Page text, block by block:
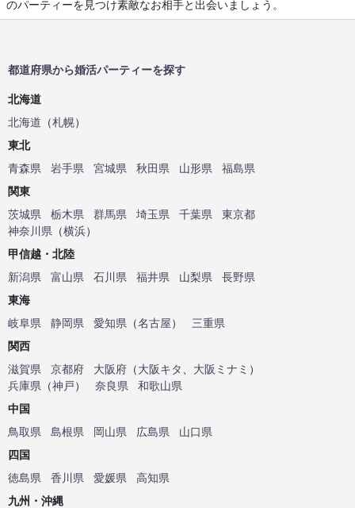
のパーティーを見つけ素敵なお相手と出会いましょう。
都道府県から婚活パーティーを探す
北海道
北海道 （札幌）
東北
青森県
岩手県 宮城県 秋田県 山形県
福島県
関東
茨城県
栃木県 群馬県 埼玉県 千葉県
東京都
神奈川県 （横浜）
甲信越・北陸
新潟県
富山県 石川県 福井県 山梨県
長野県
東海
岐阜県
静岡県 愛知県 （名古屋）
三重県
関西
滋賀県
京都府 大阪府 （大阪キタ 大阪ミナミ ）
兵庫県 （神戸） 奈良県
和歌山県
中国
鳥取県
島根県 岡山県 広島県
山口県
四国
徳島県
香川県 愛媛県
高知県
九州・沖縄